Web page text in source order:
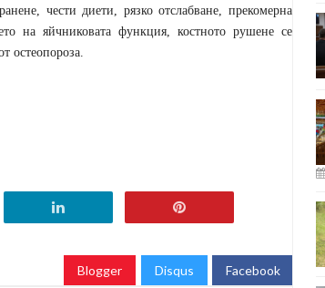
чести диети, рязко отслабване, прекомерна
на яйчниковата функция, костното рушене се
остеопороза.
Blogger Disqus Facebook